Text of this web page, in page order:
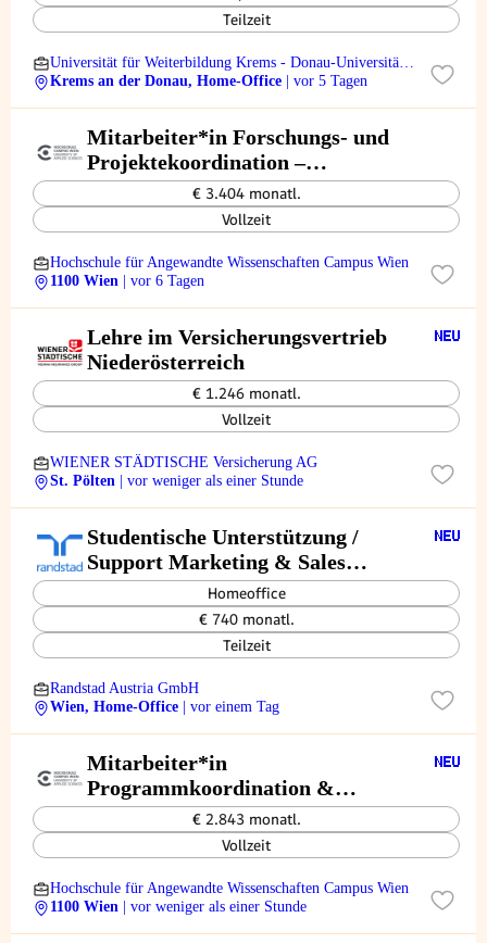
Teilzeit
Universität für Weiterbildung Krems - Donau-Universität
Krems
Krems an der Donau, Home-Office | vor 5 Tagen
Mitarbeiter*in Forschungs- und
Projektekoordination –
Schwerpunkt Erasmus+
€ 3.404 monatl.
Vollzeit
Hochschule für Angewandte Wissenschaften Campus Wien
1100 Wien
| vor 6 Tagen
Lehre im Versicherungsvertrieb
Niederösterreich
€ 1.246 monatl.
Vollzeit
WIENER STÄDTISCHE Versicherung AG
St. Pölten
| vor weniger als einer Stunde
Studentische Unterstützung /
Support Marketing & Sales
(m/w/d)
Homeoffice
€ 740 monatl.
Teilzeit
Randstad Austria GmbH
Wien, Home-Office
| vor einem Tag
Mitarbeiter*in
Programmkoordination &
Weiterbildungsmanagement
(m/w/x)
€ 2.843 monatl.
Vollzeit
Hochschule für Angewandte Wissenschaften Campus Wien
1100 Wien
| vor weniger als einer Stunde